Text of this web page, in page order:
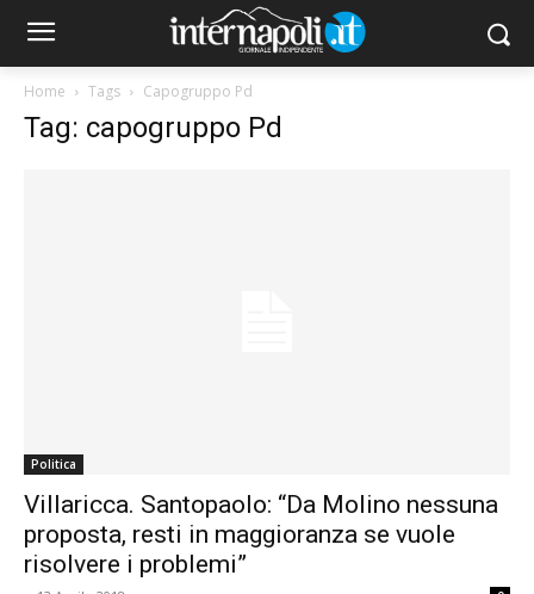
Home Tags Capogruppo Pd
Tag: capogruppo Pd
Politica
Villaricca. Santopaolo: “Da Molino nessuna
proposta, resti in maggioranza se vuole
risolvere i problemi”